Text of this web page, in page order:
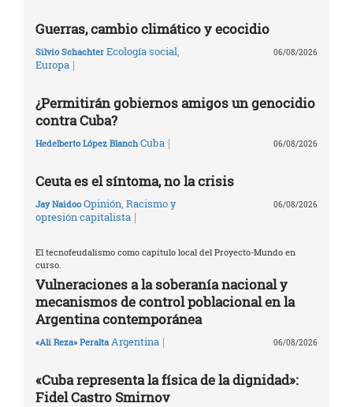
Guerras, cambio climático y ecocidio
Silvio Schachter Ecología social,
Europa |
06/08/2026
¿Permitirán gobiernos amigos un genocidio
contra Cuba?
Hedelberto López Blanch Cuba | 06/08/2026
Ceuta es el síntoma, no la crisis
Jay Naidoo Opinión, Racismo y
opresión capitalista |
06/08/2026
El tecnofeudalismo como capítulo local del Proyecto-Mundo en
curso.
Vulneraciones a la soberanía nacional y
mecanismos de control poblacional en la
Argentina contemporánea
«Ali Reza» Peralta Argentina | 06/08/2026
«Cuba representa la física de la dignidad»:
Fidel Castro Smirnov